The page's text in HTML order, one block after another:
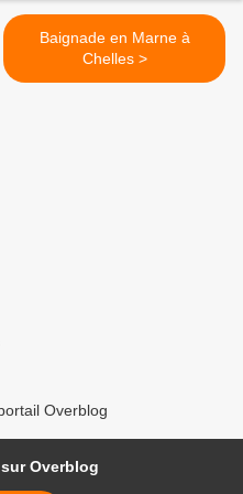
Baignade en Marne à
Chelles >
Overblog
Overblog